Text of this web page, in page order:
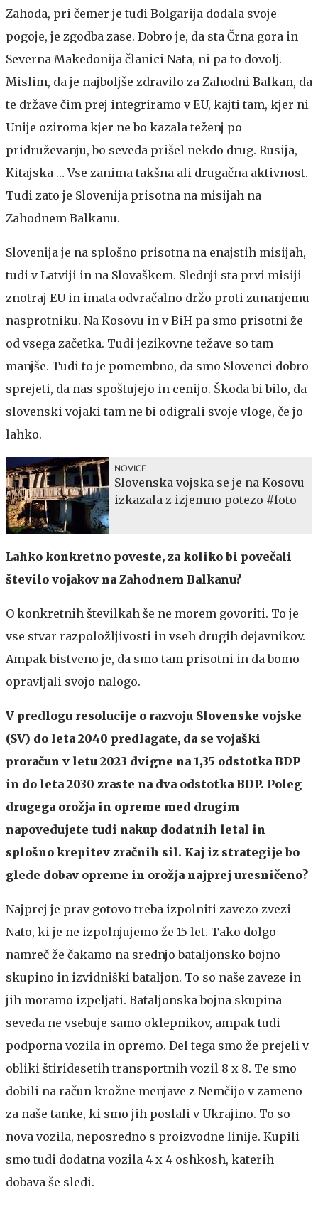
Zahoda, pri čemer je tudi Bolgarija dodala svoje
pogoje, je zgodba zase. Dobro je, da sta Črna gora in
Severna Makedonija članici Nata, ni pa to dovolj.
Mislim, da je najboljše zdravilo za Zahodni Balkan, da
te države čim prej integriramo v EU, kajti tam, kjer ni
Unije oziroma kjer ne bo kazala teženj po
pridruževanju, bo seveda prišel nekdo drug. Rusija,
Kitajska … Vse zanima takšna ali drugačna aktivnost.
Tudi zato je Slovenija prisotna na misijah na
Zahodnem Balkanu.
Slovenija je na splošno prisotna na enajstih misijah,
tudi v Latviji in na Slovaškem. Slednji sta prvi misiji
znotraj EU in imata odvračalno držo proti zunanjemu
nasprotniku. Na Kosovu in v BiH pa smo prisotni že
od vsega začetka. Tudi jezikovne težave so tam
manjše. Tudi to je pomembno, da smo Slovenci dobro
sprejeti, da nas spoštujejo in cenijo. Škoda bi bilo, da
slovenski vojaki tam ne bi odigrali svoje vloge, če jo
lahko.
NOVICE
Slovenska vojska se je na Kosovu
izkazala z izjemno potezo #foto
Lahko konkretno poveste, za koliko bi povečali
število vojakov na Zahodnem Balkanu?
O konkretnih številkah še ne morem govoriti. To je
vse stvar razpoložljivosti in vseh drugih dejavnikov.
Ampak bistveno je, da smo tam prisotni in da bomo
opravljali svojo nalogo.
V predlogu resolucije o razvoju Slovenske vojske
(SV) do leta 2040 predlagate, da se vojaški
proračun v letu 2023 dvigne na 1,35 odstotka BDP
in do leta 2030 zraste na dva odstotka BDP. Poleg
drugega orožja in opreme med drugim
napovedujete tudi nakup dodatnih letal in
splošno krepitev zračnih sil. Kaj iz strategije bo
glede dobav opreme in orožja najprej uresničeno?
Najprej je prav gotovo treba izpolniti zavezo zvezi
Nato, ki je ne izpolnjujemo že 15 let. Tako dolgo
namreč že čakamo na srednjo bataljonsko bojno
skupino in izvidniški bataljon. To so naše zaveze in
jih moramo izpeljati. Bataljonska bojna skupina
seveda ne vsebuje samo oklepnikov, ampak tudi
podporna vozila in opremo. Del tega smo že prejeli v
obliki štiridesetih transportnih vozil 8 x 8. Te smo
dobili na račun krožne menjave z Nemčijo v zameno
za naše tanke, ki smo jih poslali v Ukrajino. To so
nova vozila, neposredno s proizvodne linije. Kupili
smo tudi dodatna vozila 4 x 4 oshkosh, katerih
dobava še sledi.